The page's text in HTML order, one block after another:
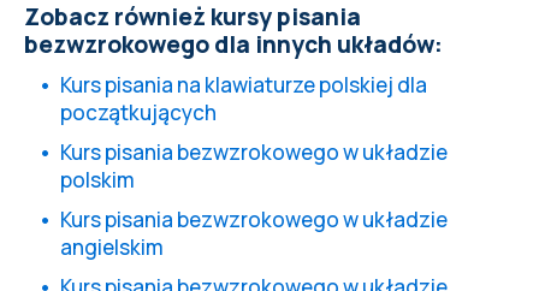
Zobacz również kursy pisania
bezwzrokowego dla innych układów:
Kurs pisania na klawiaturze polskiej dla
początkujących
Kurs pisania bezwzrokowego w układzie
polskim
Kurs pisania bezwzrokowego w układzie
angielskim